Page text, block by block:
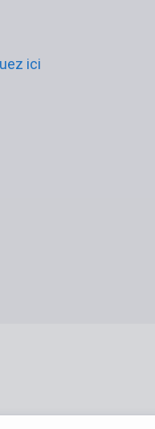
ici